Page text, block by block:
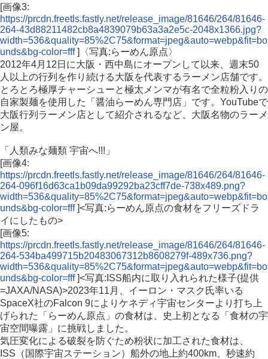
[画像3:
https://prcdn.freetls.fastly.net/release_image/81646/264/81646-
264-43d88211482cb8a4839079b63a3a2e5c-2048x1366.jpg?
width=536&quality=85%2C75&format=jpeg&auto=webp&fit=bo
unds&bg-color=fff]〈写真:らーめん原点〉
2012年4月12日に大阪・西中島にオープンして以来、週末50
人以上の行列を作り続ける大阪を代表するラーメン店舗です。
とろとろ極厚チャーシューと極太メンマが有名で全粒粉入りの
自家製麺を使用した「醤油らーめん専門店」です。YouTubeで
大阪行列ラーメン店として紹介されるなど、大阪名物のラーメ
ン屋。
「人類みな麺類 宇宙へ!!!」
[画像4:
https://prcdn.freetls.fastly.net/release_image/81646/264/81646-
264-096f16d63ca1b09da99292ba23cff7de-738x489.png?
width=536&quality=85%2C75&format=jpeg&auto=webp&fit=bo
unds&bg-color=fff]<写真:らーめん原点の食材をフリーズドラ
イにしたもの>
[画像5:
https://prcdn.freetls.fastly.net/release_image/81646/264/81646-
264-534ba499715b20483067312b8608279f-489x736.png?
width=536&quality=85%2C75&format=jpeg&auto=webp&fit=bo
unds&bg-color=fff]<写真:ISS船内に取り入れられた様子(提供
=JAXA/NASA)>2023年11月、イーロン・マスク氏率いる
SpaceX社のFalcon 9によりケネディ宇宙センターより打ち上
げられた「らーめん原点」の食材は、史上初となる「食材の宇
宙空間曝露」に挑戦しました。
気圧変化による破裂を防ぐため粉状に加工された食材は、
ISS（国際宇宙ステーション）船外の地上約400km、秒速約